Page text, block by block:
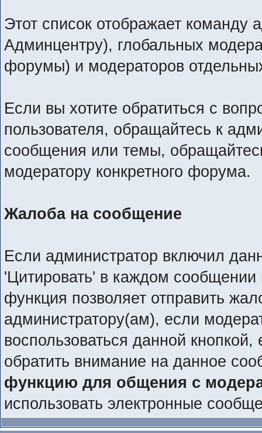
Этот список отображает
Админцентру), глобальных
форумы) и модераторов
Если вы хотите обратиться с
пользователя, обращайтесь к
сообщения или темы,
модератору конкретного форума.
Жалоба на сообщение
Если администратор включил
'Цитировать' в каждом сообщении
функция позволяет отправить
администратору(ам), если
воспользоваться данной
обратить внимание на данное
функцию для общения с
использовать электронные